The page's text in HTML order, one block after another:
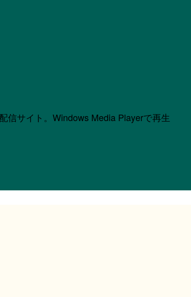
信サイト。Windows Media Playerで再生